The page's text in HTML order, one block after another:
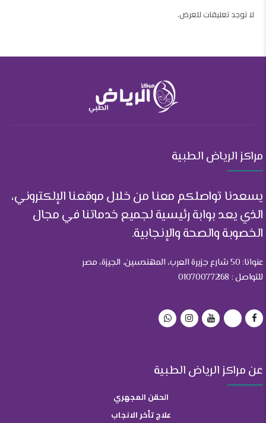
لا توجد تعليقات للعرض.
مراكز الرياض الطبية
يسعدنا تواصلكم معنا من خلال موقعنا الإلكتروني،
الذي يعد بوابة رئيسية لجميع خدماتنا في مجال
الخصوبة والصحة والإنجابية.
عنوانا: 50 شارع جزيرة العرب، المهندسين، الجيزة، مصر
للتواصل : 01070077268
عن مراكز الرياض الطبية
الحقن المجهري
علاج تأخر الانجاب